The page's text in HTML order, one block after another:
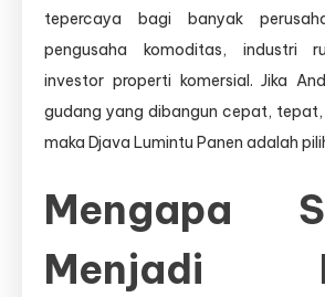
tepercaya bagi banyak
pengusaha komoditas, industri
investor properti komersial. Jika
gudang yang dibangun cepat,
maka Djava Lumintu Panen adalah
Mengapa
Menjadi